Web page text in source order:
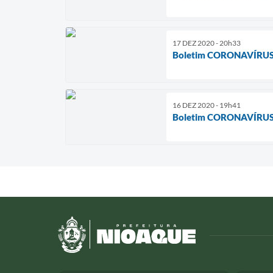
17 DEZ 2020 - 20h33
Boletim
16 DEZ 2020 - 19h41
Boletim